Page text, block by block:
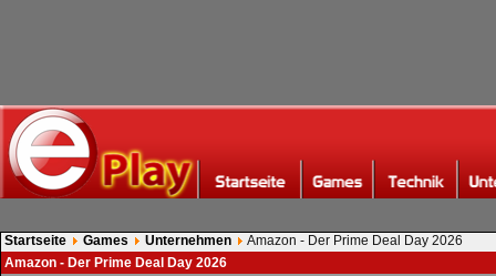
Startseite Games Unternehmen
Amazon - Der Prime Deal Day 2026
Amazon - Der Prime Deal Day 2026